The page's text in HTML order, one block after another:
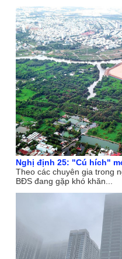
Nghị định 25: "Cú hích"
Theo các chuyên gia trong
BĐS đang gặp khó khăn...